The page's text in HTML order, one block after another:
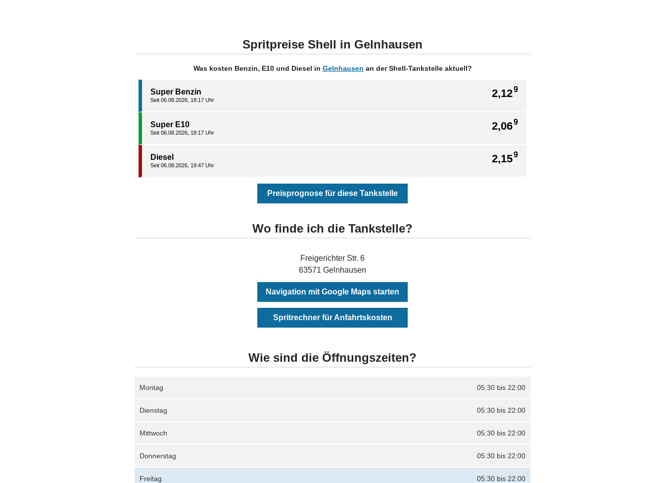
Spritpreise Shell in Gelnhausen
Was kosten Benzin, E10 und Diesel in Gelnhausen an der Shell-Tankstelle aktuell?
2,129
Super Benzin
Seit 06.08.2026, 18:17 Uhr
2,069
Super E10
Seit 06.08.2026, 18:17 Uhr
2,159
Diesel
Seit 06.08.2026, 19:47 Uhr
Preisprognose für diese Tankstelle
Wo finde ich die Tankstelle?
Freigerichter Str. 6
63571 Gelnhausen
Navigation mit Google Maps starten
Spritrechner für Anfahrtskosten
Wie sind die Öffnungszeiten?
05:30 bis 22:00
Montag
05:30 bis 22:00
Dienstag
05:30 bis 22:00
Mittwoch
05:30 bis 22:00
Donnerstag
05:30 bis 22:00
Freitag